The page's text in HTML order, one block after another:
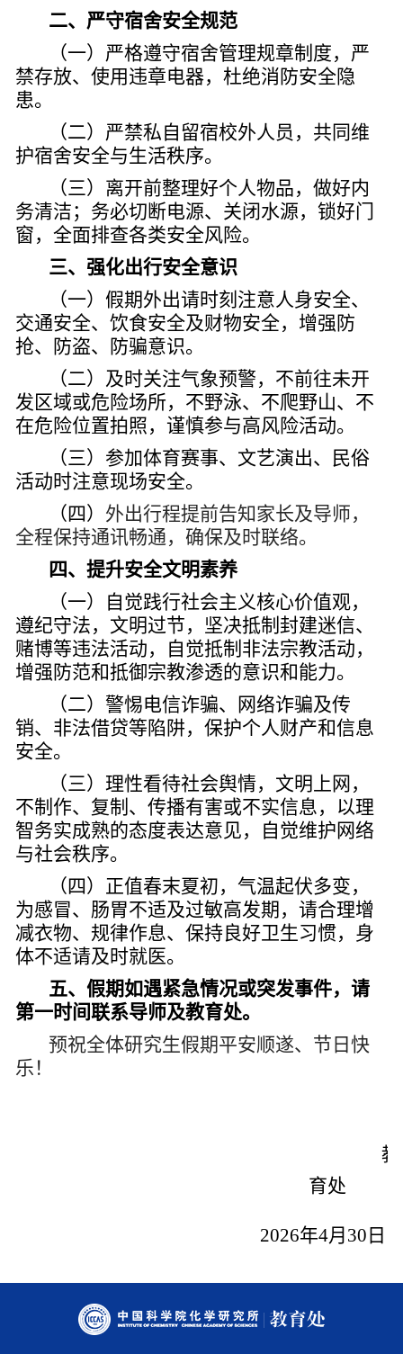
二、严守宿舍安全规范
（一）严格遵守宿舍管理规章制度，严
禁存放、使用违章电器，杜绝消防安全隐
患。
（二）严禁私自留宿校外人员，共同维
护宿舍安全与生活秩序。
（三）离开前整理好个人物品，做好内
务清洁；务必切断电源、关闭水源，锁好门
窗，全面排查各类安全风险。
三、强化出行安全意识
（一）假期外出请时刻注意人身安全、
交通安全、饮食安全及财物安全，增强防
抢、防盗、防骗意识。
（二）及时关注气象预警，不前往未开
发区域或危险场所，不野泳、不爬野山、不
在危险位置拍照，谨慎参与高风险活动。
（三）参加体育赛事、文艺演出、民俗
活动时注意现场安全。
（四） 外出行程提前告知家长及导师，
全程保持通讯畅通，确保及时联络。
四、提升安全文明素养
（一）自觉践行社会主义核心价值观，
遵纪守法，文明过节，坚决抵制封建迷信、
赌博等违法活动，自觉抵制非法宗教活动，
增强防范和抵御宗教渗透的意识和能力。
（二）警惕电信诈骗、网络诈骗及传
销、非法借贷等陷阱，保护个人财产和信息
安全。
（三）理性看待社会舆情，文明上网，
不制作、复制、传播有害或不实信息，以理
智务实成熟的态度表达意见，自觉维护网络
与社会秩序。
（四）正值春末夏初，气温起伏多变，
为感冒、肠胃不适及过敏高发期，请合理增
减衣物、规律作息、保持良好卫生习惯，身
体不适请及时就医。
五、假期如遇紧急情况或突发事件，请
第一时间联系导师及教育处。
预祝全体研究生假期平安顺遂、节日快
乐！
教
育处
2026年4月30日